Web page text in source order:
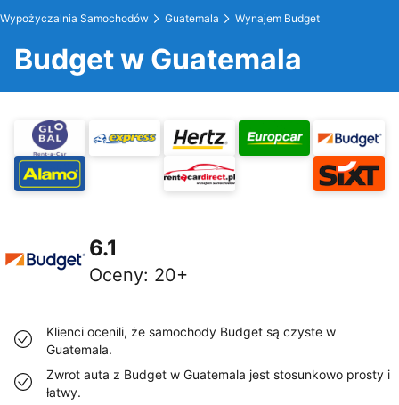
Wypożyczalnia Samochodów Guatemala Wynajem Budget
Budget w Guatemala
6.1
Oceny: 20+
Klienci ocenili, że samochody Budget są czyste w
Guatemala.
Zwrot auta z Budget w Guatemala jest stosunkowo prosty i
łatwy.